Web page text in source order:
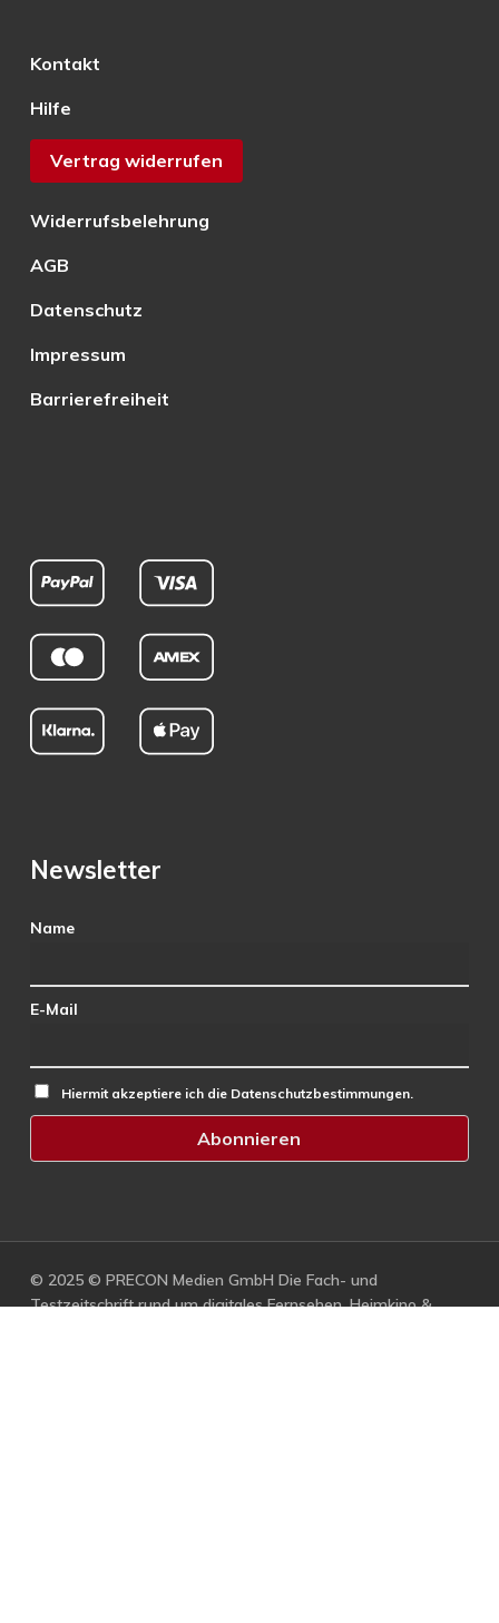
Kontakt
Hilfe
Vertrag widerrufen
Widerrufsbelehrung
AGB
Datenschutz
Impressum
Barrierefreiheit
Newsletter
Name
E-Mail
Hiermit akzeptiere ich die Datenschutzbestimmungen.
© 2025 © PRECON Medien GmbH Die Fach- und
Testzeitschrift rund um digitales Fernsehen, Heimkino &